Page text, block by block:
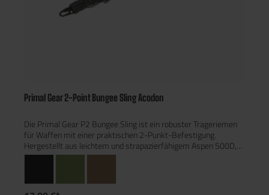
Primal Gear 2-Point Bungee Sling Acodon
Die Primal Gear P2 Bungee Sling ist ein robuster Trageriemen
für Waffen mit einer praktischen 2-Punkt-Befestigung.
Hergestellt aus leichtem und strapazierfähigem Aspen 500D,
bietet dieser Sling nicht nur hohe Widerstandsfähigkeit,